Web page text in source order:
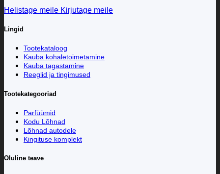
Helistage meile Kirjutage meile
Lingid
Tootekataloog
Kauba kohaletoimetamine
Kauba tagastamine
Reeglid ja tingimused
Tootekategooriad
Parfüümid
Kodu Lõhnad
Lõhnad autodele
Kingituse komplekt
Oluline teave